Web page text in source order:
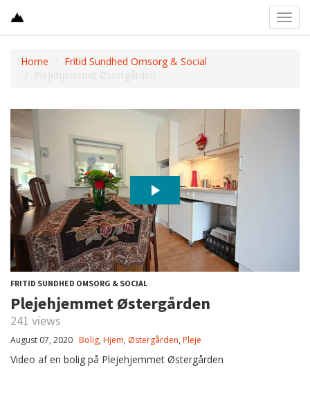
Home
Fritid Sundhed Omsorg & Social
Plejehjemmet Østergården
FRITID SUNDHED OMSORG & SOCIAL
Plejehjemmet Østergården
241 views
August 07, 2020 Bolig, Hjem, Østergården, Pleje
Video af en bolig på Plejehjemmet Østergården